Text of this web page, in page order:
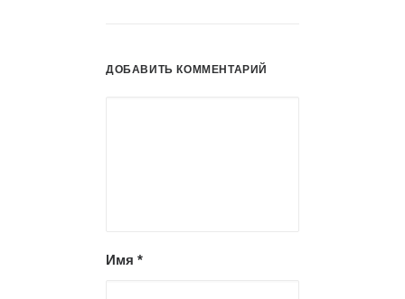
ДОБАВИТЬ КОММЕНТАРИЙ
Имя *